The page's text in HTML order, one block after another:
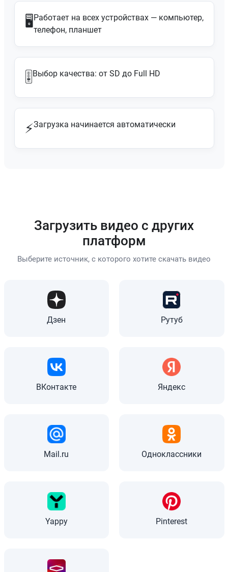
🖥️ Работает на всех устройствах — компьютер,
телефон, планшет
🎚️ Выбор качества: от SD до Full HD
⚡Загрузка начинается автоматически
Загрузить видео с других
платформ
Выберите источник, с которого хотите скачать видео
Дзен Рутуб
ВКонтакте Яндекс
Mail.ru Одноклассники
Yappy Pinterest